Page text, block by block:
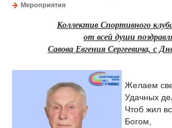
Мероприятия
Коллектив Спортивного
от всей души
Савова Евгения Сергеевича, с
Желаем
Удачных
Чтоб жил
Богом,